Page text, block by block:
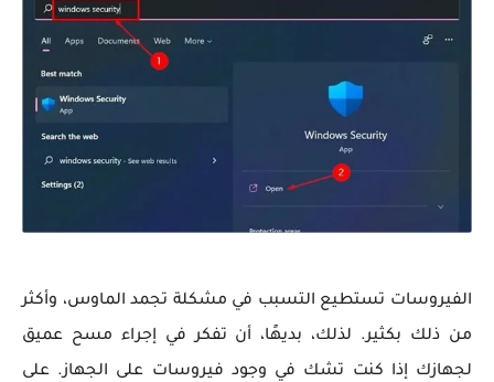
الفيروسات تستطيع التسبب في مشكلة تجمد الماوس، وأكثر
من ذلك بكثير. لذلك، بديهًا، أن تفكر في إجراء مسح عميق
لجهازك إذا كنت تشك في وجود فيروسات على الجهاز. على